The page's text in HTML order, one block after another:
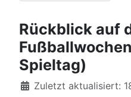
Rückblick auf
Spieltag)
DetailsZuletzt aktualisiert: